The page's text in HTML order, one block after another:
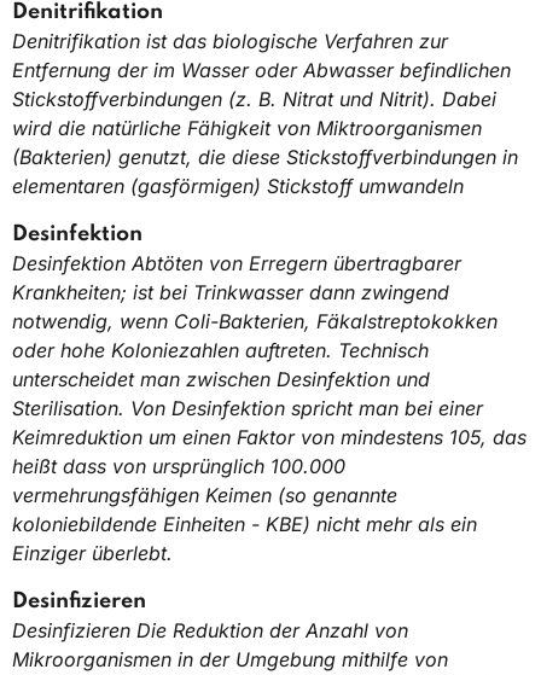
Denitrifikation
Denitrifikation ist das biologische Verfahren zur
Entfernung der im Wasser oder Abwasser befindlichen
Stickstoffverbindungen (z. B. Nitrat und Nitrit). Dabei
wird die natürliche Fähigkeit von Miktroorganismen
(Bakterien) genutzt, die diese Stickstoffverbindungen in
elementaren (gasförmigen) Stickstoff umwandeln
Desinfektion
Desinfektion Abtöten von Erregern übertragbarer
Krankheiten; ist bei Trinkwasser dann zwingend
notwendig, wenn Coli-Bakterien, Fäkalstreptokokken
oder hohe Koloniezahlen auftreten. Technisch
unterscheidet man zwischen Desinfektion und
Sterilisation. Von Desinfektion spricht man bei einer
Keimreduktion um einen Faktor von mindestens 105, das
heißt dass von ursprünglich 100.000
vermehrungsfähigen Keimen (so genannte
koloniebildende Einheiten - KBE) nicht mehr als ein
Einziger überlebt.
Desinfizieren
Desinfizieren Die Reduktion der Anzahl von
Mikroorganismen in der Umgebung mithilfe von